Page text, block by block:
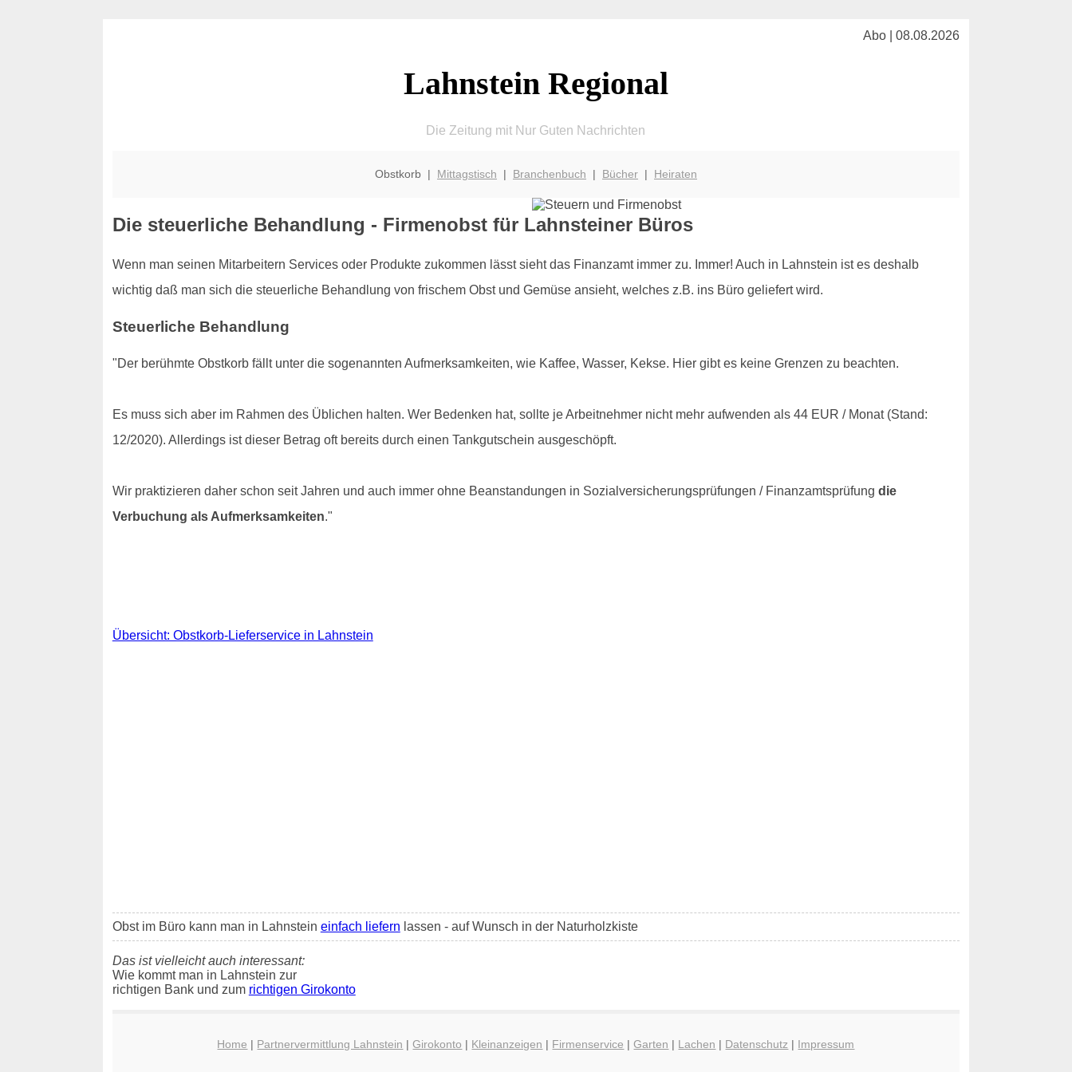
Abo | 08.08.2026
Lahnstein Regional
Die Zeitung mit Nur Guten Nachrichten
Obstkorb | Mittagstisch | Branchenbuch | Bücher| Heiraten
Die steuerliche Behandlung - Firmenobst für Lahnsteiner Büros
Wenn man seinen Mitarbeitern Services oder Produkte zukommen lässt sieht das Finanzamt immer zu. Immer! Auch in Lahnstein ist es deshalb
wichtig daß man sich die steuerliche Behandlung von frischem Obst und Gemüse ansieht, welches z.B. ins Büro geliefert wird.
Steuerliche Behandlung
"Der berühmte Obstkorb fällt unter die sogenannten Aufmerksamkeiten, wie Kaffee, Wasser, Kekse. Hier gibt es keine Grenzen zu beachten.
Es muss sich aber im Rahmen des Üblichen halten. Wer Bedenken hat, sollte je Arbeitnehmer nicht mehr aufwenden als 44 EUR / Monat (Stand:
12/2020). Allerdings ist dieser Betrag oft bereits durch einen Tankgutschein ausgeschöpft.
Wir praktizieren daher schon seit Jahren und auch immer ohne Beanstandungen in Sozialversicherungsprüfungen / Finanzamtsprüfung die
Verbuchung als Aufmerksamkeiten."
Übersicht: Obstkorb-Lieferservice in Lahnstein
Obst im Büro kann man in Lahnstein einfach liefern lassen - auf Wunsch in der Naturholzkiste
Das ist vielleicht auch interessant:
Wie kommt man in Lahnstein zur
richtigen Bank und zum richtigen Girokonto
Home | Partnervermittlung Lahnstein |Girokonto | Kleinanzeigen | Firmenservice |Garten | Lachen | Datenschutz | Impressum